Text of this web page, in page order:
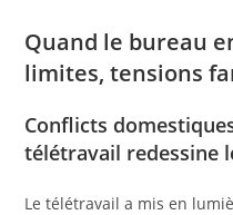
Quand le bureau
limites, tensions
Conflicts
télétravail redessine
Le télétravail a mis en